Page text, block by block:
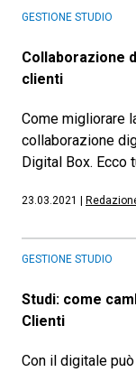
GESTIONE STUDIO
Collaborazione
clienti
Come migliorare
collaborazione
Digital Box. Ecco
23.03.2021
GESTIONE STUDIO
Studi: come
Clienti
Con il digitale